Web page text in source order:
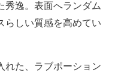
逸。表面へランダム
らしい質感を高めてい
た、ラブポーション